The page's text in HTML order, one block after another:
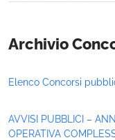
Archivio
Elenco Concorsi
AVVISI PUBBLICI –
OPERATIVA